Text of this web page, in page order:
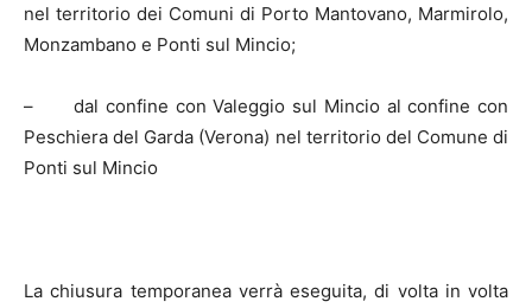
nel territorio dei Comuni di Porto Mantovano, Marmirolo,
Monzambano e Ponti sul Mincio;
–
dal confine con Valeggio sul Mincio al confine con
Peschiera del Garda (Verona) nel territorio del Comune di
Ponti sul Mincio
La chiusura temporanea verrà eseguita, di volta in volta